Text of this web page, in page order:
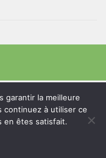
garantir la meilleure
continuez à utiliser ce
en êtes satisfait.